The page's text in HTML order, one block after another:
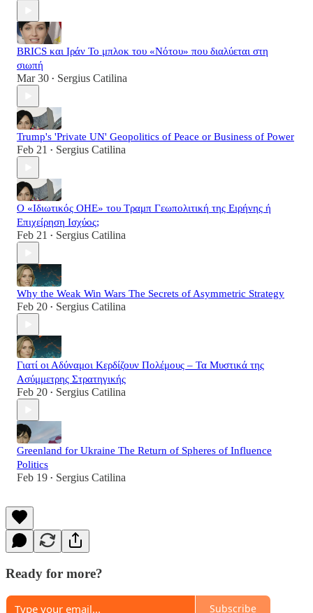
BRICS και Ιράν Το μπλοκ του «Νότου» που διαλύεται στη
σιωπή
Mar 30 • Sergius Catilina
Trump's 'Private UN' Geopolitics of Peace or Business of Power
Feb 21 • Sergius Catilina
Ο «Ιδιωτικός ΟΗΕ» του Τραμπ Γεωπολιτική της Ειρήνης ή
Επιχείρηση Ισχύος;
Feb 21 • Sergius Catilina
Why the Weak Win Wars The Secrets of Asymmetric Strategy
Feb 20 • Sergius Catilina
Γιατί οι Αδύναμοι Κερδίζουν Πολέμους – Τα Μυστικά της
Ασύμμετρης Στρατηγικής
Feb 20 • Sergius Catilina
Greenland for Ukraine The Return of Spheres of Influence
Politics
Feb 19 • Sergius Catilina
Ready for more?
Subscribe